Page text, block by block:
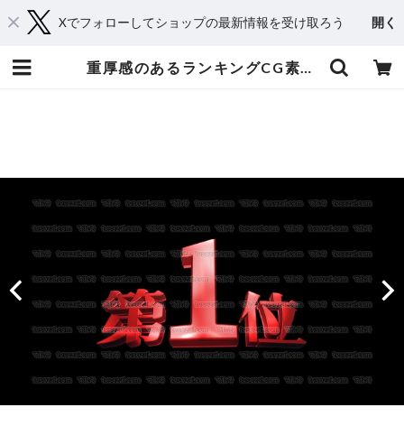
Xでフォローしてショップの最新情報を受け取ろう 開く
重厚感のあるランキングCG素材 10位〜1位 赤 | てれそ